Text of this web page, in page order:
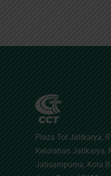
Plaza Tol Jatikarya,
Kelurahan Jatikarya,
Jatisampurna, Kota